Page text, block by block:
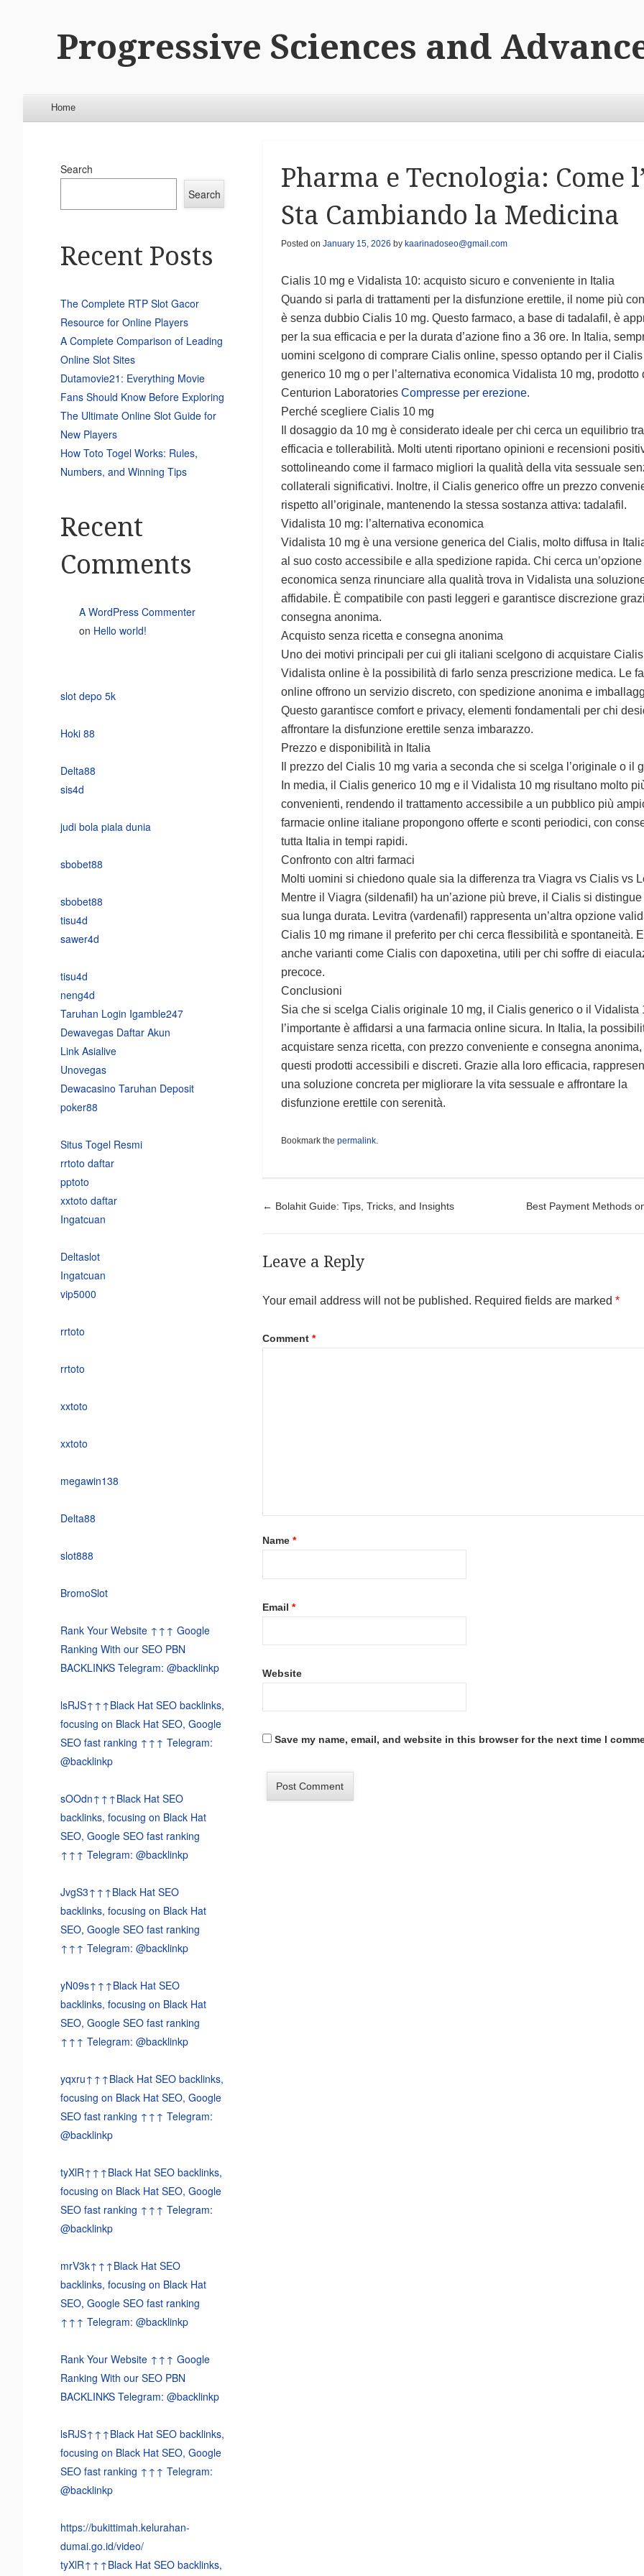
Progressive Sciences and
Menu
Skip to content
Home
Pharma e Tecnologia: Come
Sta Cambiando la Medicina
Posted on January 15, 2026 by kaarinadoseo@gmail.com
Cialis 10 mg e Vidalista 10: acquisto sicuro e conveniente in Italia
Quando si parla di trattamenti per la disfunzione erettile, il nome più
è senza dubbio Cialis 10 mg. Questo farmaco, a base di tadalafil, è
per la sua efficacia e per la durata d’azione fino a 36 ore. In Italia,
uomini scelgono di comprare Cialis online, spesso optando per il Cialis
generico 10 mg o per l’alternativa economica Vidalista 10 mg, prodotto
Centurion Laboratories Compresse per erezione.
Perché scegliere Cialis 10 mg
Il dosaggio da 10 mg è considerato ideale per chi cerca un equilibrio tra
efficacia e tollerabilità. Molti utenti riportano opinioni e recensioni
sottolineando come il farmaco migliori la qualità della vita sessuale
collaterali significativi. Inoltre, il Cialis generico offre un prezzo
rispetto all’originale, mantenendo la stessa sostanza attiva: tadalafil.
Vidalista 10 mg: l’alternativa economica
Vidalista 10 mg è una versione generica del Cialis, molto diffusa in
al suo costo accessibile e alla spedizione rapida. Chi cerca
economica senza rinunciare alla qualità trova in Vidalista una
affidabile. È compatibile con pasti leggeri e garantisce discrezione
consegna anonima.
Acquisto senza ricetta e consegna anonima
Uno dei motivi principali per cui gli italiani scelgono di acquistare
Vidalista online è la possibilità di farlo senza prescrizione medica. Le
online offrono un servizio discreto, con spedizione anonima e
Questo garantisce comfort e privacy, elementi fondamentali per chi
affrontare la disfunzione erettile senza imbarazzo.
Prezzo e disponibilità in Italia
Il prezzo del Cialis 10 mg varia a seconda che si scelga l’originale o il
In media, il Cialis generico 10 mg e il Vidalista 10 mg risultano molto
convenienti, rendendo il trattamento accessibile a un pubblico più
farmacie online italiane propongono offerte e sconti periodici, con
tutta Italia in tempi rapidi.
Confronto con altri farmaci
Molti uomini si chiedono quale sia la differenza tra Viagra vs Cialis vs
Mentre il Viagra (sildenafil) ha un’azione più breve, il Cialis si
sua lunga durata. Levitra (vardenafil) rappresenta un’altra opzione
Cialis 10 mg rimane il preferito per chi cerca flessibilità e spontaneità.
anche varianti come Cialis con dapoxetina, utili per chi soffre di
precoce.
Conclusioni
Sia che si scelga Cialis originale 10 mg, il Cialis generico o il Vidalista
l’importante è affidarsi a una farmacia online sicura. In Italia, la
acquistare senza ricetta, con prezzo conveniente e consegna
questi prodotti accessibili e discreti. Grazie alla loro efficacia,
una soluzione concreta per migliorare la vita sessuale e affrontare la
disfunzione erettile con serenità.
Bookmark the permalink.
Post navigation
← Bolahit Guide: Tips, Tricks, and Insights Best Payment Methods
Leave a Reply
Your email address will not be published. Required fields are marked *
Comment *
Name *
Email *
Website
Save my name, email, and website in this browser for the next time I
Search
Search
Recent Posts
The Complete RTP Slot Gacor
Resource for Online Players
A Complete Comparison of Leading
Online Slot Sites
Dutamovie21: Everything Movie
Fans Should Know Before Exploring
The Ultimate Online Slot Guide for
New Players
How Toto Togel Works: Rules,
Numbers, and Winning Tips
Recent
Comments
A WordPress Commenter
on Hello world!
slot depo 5k
Hoki 88
Delta88
sis4d
judi bola piala dunia
sbobet88
sbobet88
tisu4d
sawer4d
tisu4d
neng4d
Taruhan Login Igamble247
Dewavegas Daftar Akun
Link Asialive
Unovegas
Dewacasino Taruhan Deposit
poker88
Situs Togel Resmi
rrtoto daftar
pptoto
xxtoto daftar
Ingatcuan
Deltaslot
Ingatcuan
vip5000
rrtoto
rrtoto
xxtoto
xxtoto
megawin138
Delta88
slot888
BromoSlot
Rank Your Website ↑↑↑ Google
Ranking With our SEO PBN
BACKLINKS Telegram: @backlinkp
lsRJS↑↑↑Black Hat SEO backlinks,
focusing on Black Hat SEO, Google
SEO fast ranking ↑↑↑ Telegram:
@backlinkp
sOOdn↑↑↑Black Hat SEO
backlinks, focusing on Black Hat
SEO, Google SEO fast ranking
↑↑↑ Telegram: @backlinkp
JvgS3↑↑↑Black Hat SEO
backlinks, focusing on Black Hat
SEO, Google SEO fast ranking
↑↑↑ Telegram: @backlinkp
yN09s↑↑↑Black Hat SEO
backlinks, focusing on Black Hat
SEO, Google SEO fast ranking
↑↑↑ Telegram: @backlinkp
yqxru↑↑↑Black Hat SEO backlinks,
focusing on Black Hat SEO, Google
SEO fast ranking ↑↑↑ Telegram:
@backlinkp
tyXlR↑↑↑Black Hat SEO backlinks,
focusing on Black Hat SEO, Google
SEO fast ranking ↑↑↑ Telegram:
@backlinkp
mrV3k↑↑↑Black Hat SEO
backlinks, focusing on Black Hat
SEO, Google SEO fast ranking
↑↑↑ Telegram: @backlinkp
Rank Your Website ↑↑↑ Google
Ranking With our SEO PBN
BACKLINKS Telegram: @backlinkp
lsRJS↑↑↑Black Hat SEO backlinks,
focusing on Black Hat SEO, Google
SEO fast ranking ↑↑↑ Telegram:
@backlinkp
https://bukittimah.kelurahan-
dumai.go.id/video/
tyXlR↑↑↑Black Hat SEO backlinks,